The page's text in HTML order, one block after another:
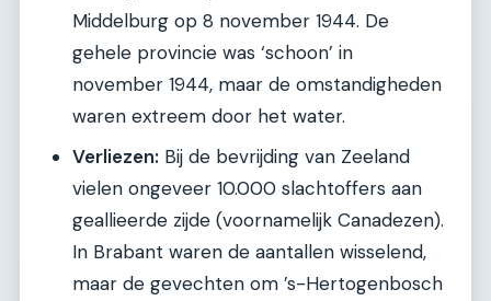
Middelburg op 8 november 1944. De
gehele provincie was ‘schoon’ in
november 1944, maar de omstandigheden
waren extreem door het water.
Verliezen: Bij de bevrijding van Zeeland
vielen ongeveer 10.000 slachtoffers aan
geallieerde zijde (voornamelijk Canadezen).
In Brabant waren de aantallen wisselend,
maar de gevechten om ’s-Hertogenbosch